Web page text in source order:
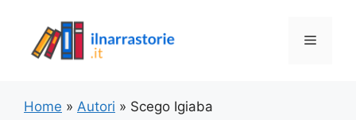
contenuto
Menu
Home » Autori » Scego Igiaba